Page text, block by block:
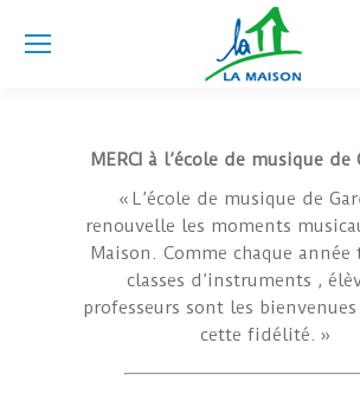
MERCI à l’école de musique de
« L’école de musique de
renouvelle les moments
Maison. Comme chaque année
classes d’instruments ,
professeurs sont les
cette fidélité. »